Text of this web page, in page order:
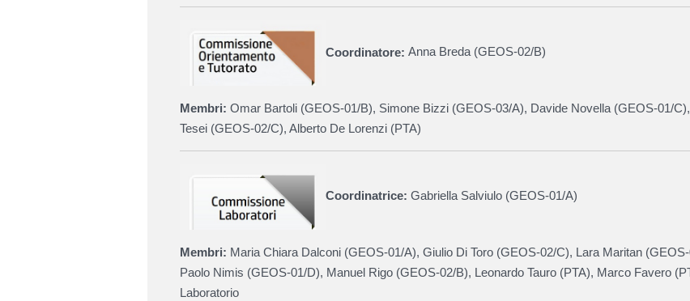
Coordinatore: Anna Breda (GEOS-02/B)
Membri: Omar Bartoli (GEOS-01/B), Simone Bizzi (GEOS-03/A), Davide Novella (GEOS-01/C),
Tesei (GEOS-02/C), Alberto De Lorenzi (PTA)
Coordinatrice: Gabriella Salviulo (GEOS-01/A)
Membri: Maria Chiara Dalconi (GEOS-01/A), Giulio Di Toro (GEOS-02/C), Lara Maritan (
Paolo Nimis (GEOS-01/D), Manuel Rigo (GEOS-02/B), Leonardo Tauro (PTA), Marco Favero
Laboratorio